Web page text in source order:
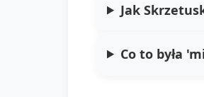
Jak
Co to była